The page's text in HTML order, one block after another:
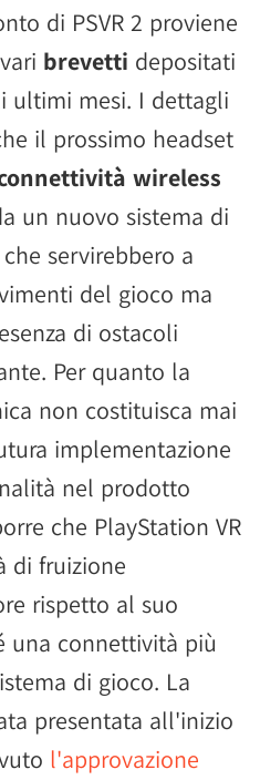
di PSVR 2 proviene
brevetti depositati
ultimi mesi. I dettagli
il prossimo headset
wireless
un nuovo sistema di
servirebbero a
del gioco ma
di ostacoli
Per quanto la
non costituisca mai
implementazione
nel prodotto
che PlayStation VR
di fruizione
rispetto al suo
una connettività più
di gioco. La
presentata all'inizio
l'approvazione